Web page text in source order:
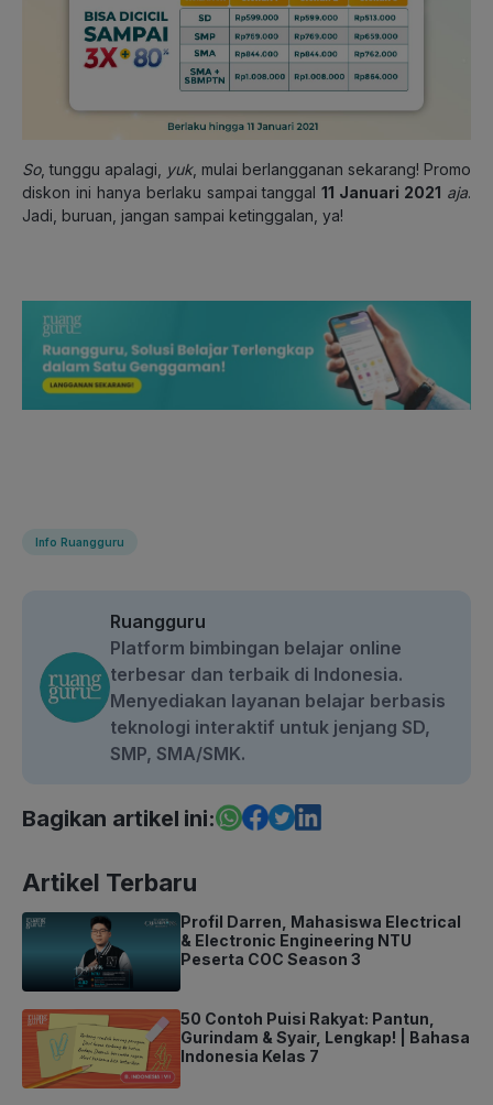
So, tunggu apalagi, yuk, mulai berlangganan sekarang! Promo
diskon ini hanya berlaku sampai tanggal11 Januari 2021 aja.
Jadi, buruan, jangan sampai ketinggalan, ya!
Info Ruangguru
Ruangguru
Platform bimbingan belajar online
terbesar dan terbaik di Indonesia.
Menyediakan layanan belajar berbasis
teknologi interaktif untuk jenjang SD,
SMP, SMA/SMK.
Bagikan artikel ini:
Artikel Terbaru
Profil Darren, Mahasiswa Electrical
& Electronic Engineering NTU
Peserta COC Season 3
50 Contoh Puisi Rakyat: Pantun,
Gurindam & Syair, Lengkap! | Bahasa
Indonesia Kelas 7